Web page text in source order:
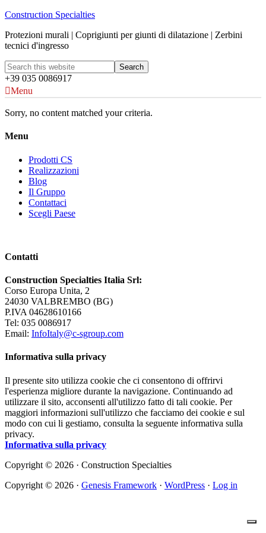
Construction Specialties
Protezioni murali | Coprigiunti per giunti di dilatazione | Zerbini
tecnici d'ingresso
+39 035 0086917
Menu
Sorry, no content matched your criteria.
Menu
Prodotti CS
Realizzazioni
Blog
Il Gruppo
Contattaci
Scegli Paese
Contatti
Construction Specialties Italia Srl:
Corso Europa Unita, 2
24030 VALBREMBO (BG)
P.IVA 04628610166
Tel: 035 0086917
Email: InfoItaly@c-sgroup.com
Informativa sulla privacy
Il presente sito utilizza cookie che ci consentono di offrirvi
l'esperienza migliore durante la navigazione. Continuando ad
utilizzare il sito, acconsenti all'utilizzo fatto di tali cookie. Per
maggiori informazioni sull'utilizzo che facciamo dei cookie e sul
modo con cui li gestiamo, consulta la seguente informativa sulla
privacy.
Informativa sulla privacy
Copyright © 2026 · Construction Specialties
Copyright © 2026 · Genesis Framework · WordPress · Log in